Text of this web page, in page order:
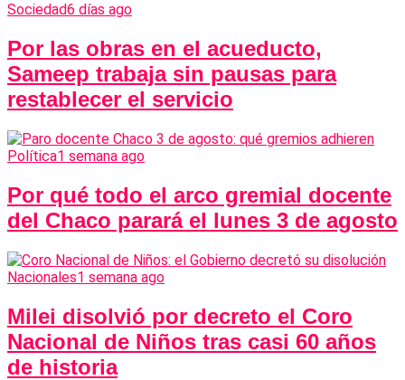
Sociedad6 días ago
Por las obras en el acueducto,
Sameep trabaja sin pausas para
restablecer el servicio
Política1 semana ago
Por qué todo el arco gremial docente
del Chaco parará el lunes 3 de agosto
Nacionales1 semana ago
Milei disolvió por decreto el Coro
Nacional de Niños tras casi 60 años
de historia